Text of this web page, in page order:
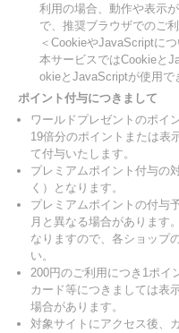
利用の場合、動作や表示
で、推奨ブラウザでのご
＜CookieやJavaScriptにつ
本サービスではCookieと
okieとJavaScriptが使用で
ポイント付与につきまして
ワールドプレゼントのポイ
19倍分のポイントまたは表
て付与いたします。
プレミアムポイント付与の
く）となります。
プレミアムポイントの付与
月と異なる場合があります
なりますので、各ショップ
い。
200円のご利用につき1ポイ
カード等につきましては表
場合があります。
対象サイトにアクセス後、